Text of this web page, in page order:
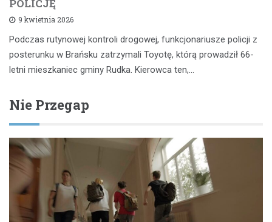
POLICJĘ
9 kwietnia 2026
Podczas rutynowej kontroli drogowej, funkcjonariusze policji z
posterunku w Brańsku zatrzymali Toyotę, którą prowadził 66-
letni mieszkaniec gminy Rudka. Kierowca ten,…
Nie Przegap